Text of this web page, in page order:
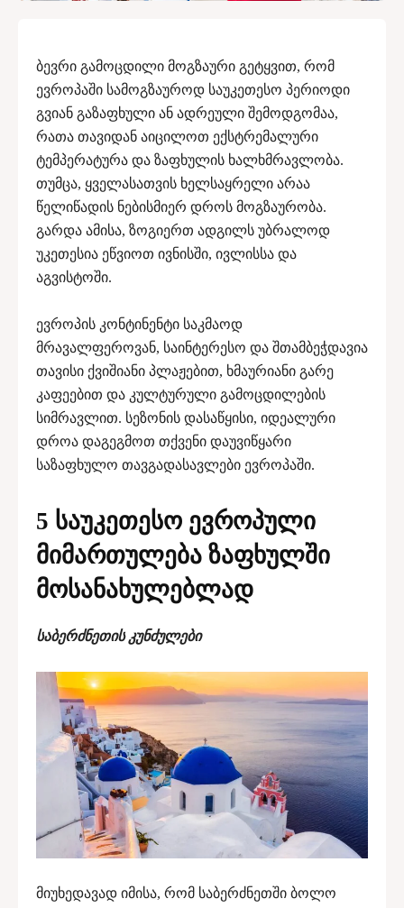
ბევრი გამოცდილი მოგზაური გეტყვით, რომ
ევროპაში სამოგზაუროდ საუკეთესო პერიოდი
გვიან გაზაფხული ან ადრეული შემოდგომაა,
რათა თავიდან აიცილოთ ექსტრემალური
ტემპერატურა და ზაფხულის ხალხმრავლობა.
თუმცა, ყველასათვის ხელსაყრელი არაა
წელიწადის ნებისმიერ დროს მოგზაურობა.
გარდა ამისა, ზოგიერთ ადგილს უბრალოდ
უკეთესია ეწვიოთ ივნისში, ივლისსა და
აგვისტოში.
ევროპის კონტინენტი საკმაოდ
მრავალფეროვან, საინტერესო და შთამბეჭდავია
თავისი ქვიშიანი პლაჟებით, ხმაურიანი გარე
კაფეებით და კულტურული გამოცდილების
სიმრავლით. სეზონის დასაწყისი, იდეალური
დროა დაგეგმოთ თქვენი დაუვიწყარი
საზაფხულო თავგადასავლები ევროპაში.
5 საუკეთესო ევროპული
მიმართულება ზაფხულში
მოსანახულებლად
საბერძნეთის კუნძულები
მიუხედავად იმისა, რომ საბერძნეთში ბოლო